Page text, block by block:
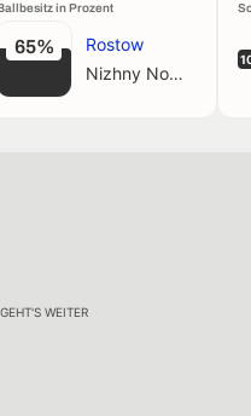
in Prozent
65%
Rostow
Nizhny Novg.
WEITER